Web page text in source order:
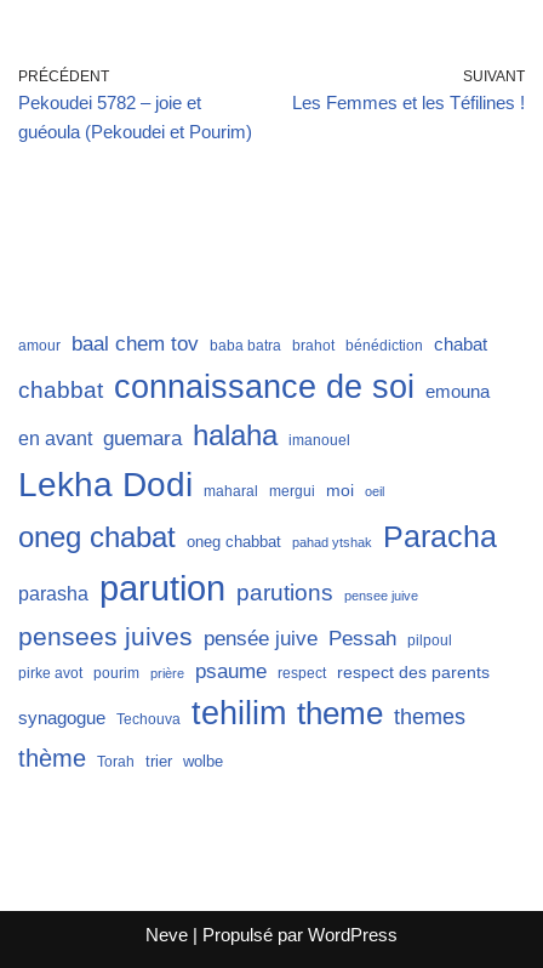
PRÉCÉDENT
Pekoudei 5782 – joie et
guéoula (Pekoudei et Pourim)
SUIVANT
Les Femmes et les Téfilines !
amour baal chem tov baba batra brahot bénédiction chabat
chabbat connaissance de soi emouna
en avant guemara halaha imanouel
Lekha Dodi maharal mergui moi oeil
oneg chabat oneg chabbat pahad ytshak Paracha
parasha parution parutions pensee juive
pensees juives pensée juive Pessah
pilpoul
pirke avot
pourim prière psaume respect respect des parents
synagogue Techouva tehilim theme themes
thème Torah trier wolbe
Neve | Propulsé par WordPress